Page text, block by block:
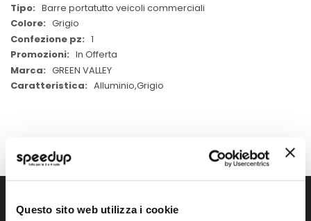
Questo sito web utilizza i cookie
Barre portatutto veicoli commerciali
Grigio
1
In Offerta
GREEN VALLEY
Alluminio,Grigio
Iscriviti alla newsletter Speedup